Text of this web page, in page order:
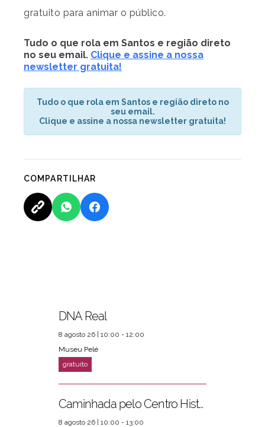
gratuito para animar o público.
Tudo o que rola em Santos e região direto
no seu email. Clique e assine a nossa
newsletter gratuita!
Tudo o que rola em Santos e região direto no
seu email.
Clique e assine a nossa newsletter gratuita!
COMPARTILHAR
DNA Real
8 agosto 26 | 10:00 - 12:00
Museu Pelé
Caminhada pelo Centro Histórico
8 agosto 26 | 10:00 - 13:00